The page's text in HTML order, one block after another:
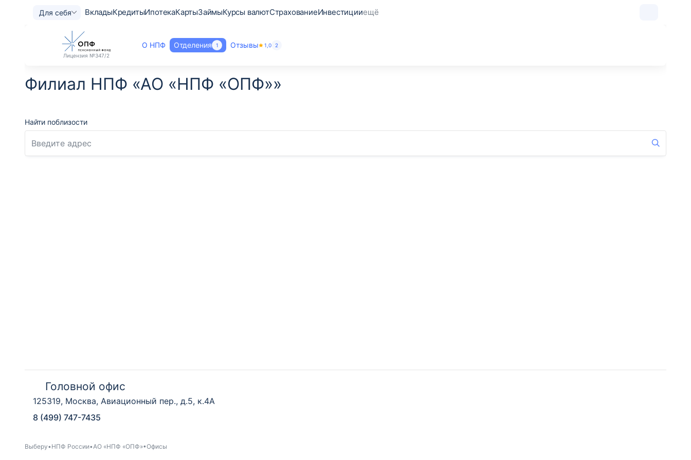
Для себя ВкладыКредитыИпотекаКартыЗаймыКурсы валютСтрахованиеИнвестицииещё
Лицензия №347/2
О НПФ Отделения 1 Отзывы 1,0 2
Филиал НПФ «АО «НПФ «ОПФ»»
Найти поблизости
Головной офис
125319, Москва, Авиационный пер., д.5, к.4А
8 (499) 747-7435
Выберу НПФ России АО «НПФ «ОПФ» Офисы